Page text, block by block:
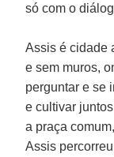
só com o
Assis é cidade
e sem muros,
perguntar e se
e cultivar
a praça
Assis